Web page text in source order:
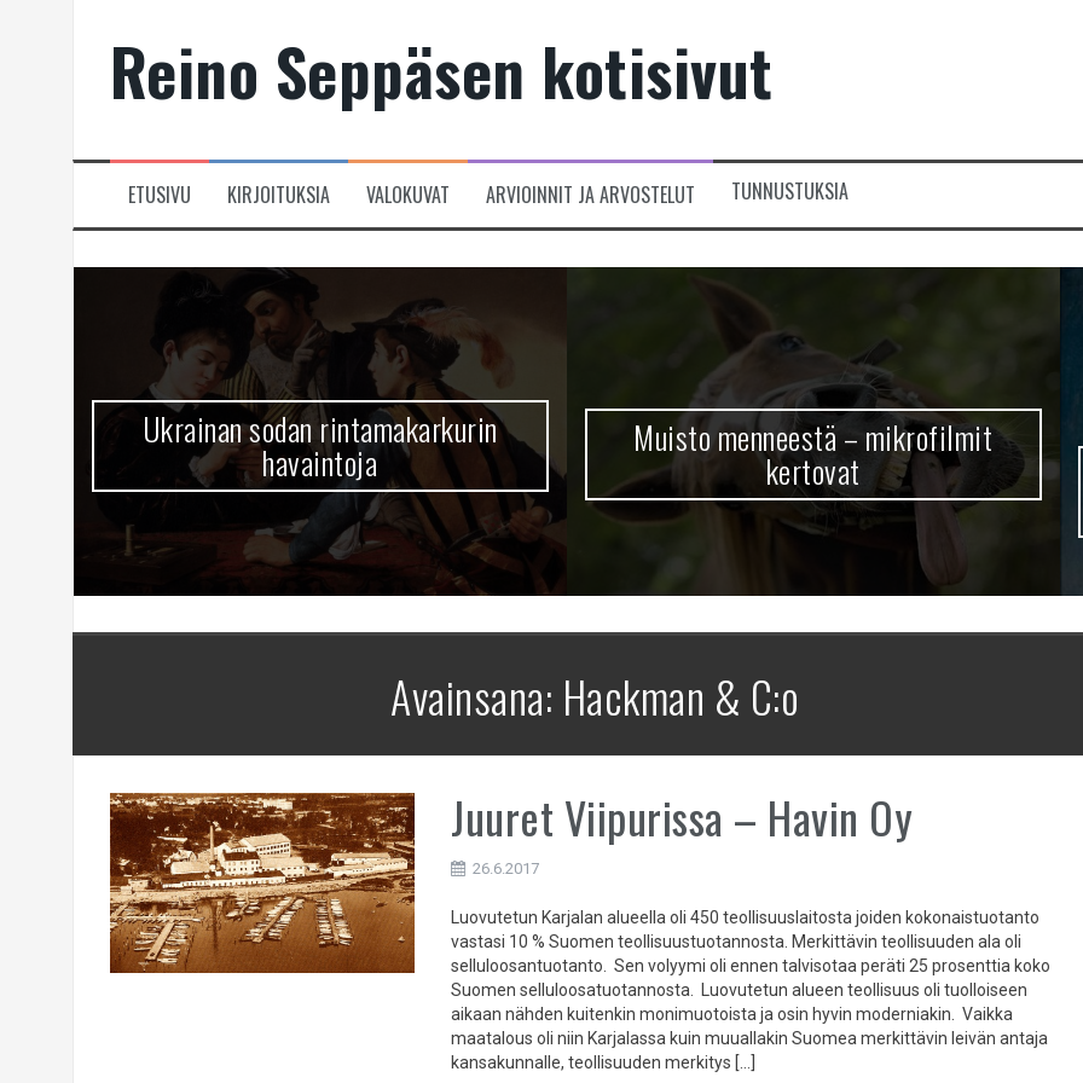
Reino Seppäsen kotisivut
ETUSIVU KIRJOITUKSIA VALOKUVAT ARVIOINNIT JA ARVOSTELUT TUNNUSTUKSIA
Ukrainan sodan rintamakarkurin
havaintoja
Muisto menneestä – mikrofilmit
kertovat
Avainsana: Hackman & C:o
Juuret Viipurissa – Havin Oy
26.6.2017
Luovutetun Karjalan alueella oli 450 teollisuuslaitosta joiden kokonaistuotanto
vastasi 10 % Suomen teollisuustuotannosta. Merkittävin teollisuuden ala oli
selluloosantuotanto. Sen volyymi oli ennen talvisotaa peräti 25 prosenttia koko
Suomen selluloosatuotannosta. Luovutetun alueen teollisuus oli tuolloiseen
aikaan nähden kuitenkin monimuotoista ja osin hyvin moderniakin. Vaikka
maatalous oli niin Karjalassa kuin muuallakin Suomea merkittävin leivän antaja
kansakunnalle, teollisuuden merkitys […]